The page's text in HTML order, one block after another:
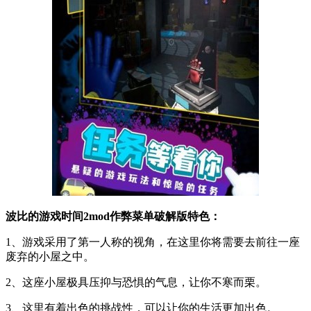
波比的游戏时间2mod作弊菜单破解版特色：
1、游戏采用了第一人称的视角，在这里你将需要去前往一座
废弃的小屋之中。
2、这座小屋极具压抑与恐惧的气息，让你不寒而栗。
3、这里有着出色的挑战性，可以让你的生活更加出色。